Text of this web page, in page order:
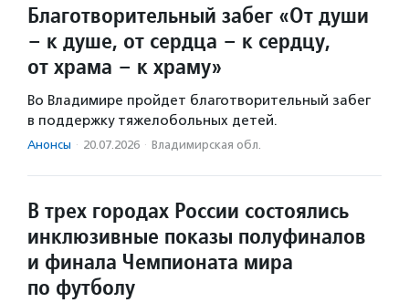
Благотворительный забег «От души
– к душе, от сердца – к сердцу,
от храма – к храму»
Во Владимире пройдет благотворительный забег
в поддержку тяжелобольных детей.
Анонсы · 20.07.2026 · Владимирская обл.
В трех городах России состоялись
инклюзивные показы полуфиналов
и финала Чемпионата мира
по футболу